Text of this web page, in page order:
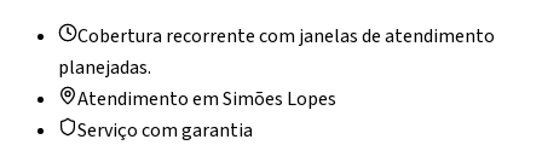
Cobertura recorrente com janelas de atendimento
planejadas.
Atendimento emSimões Lopes
Serviço com garantia